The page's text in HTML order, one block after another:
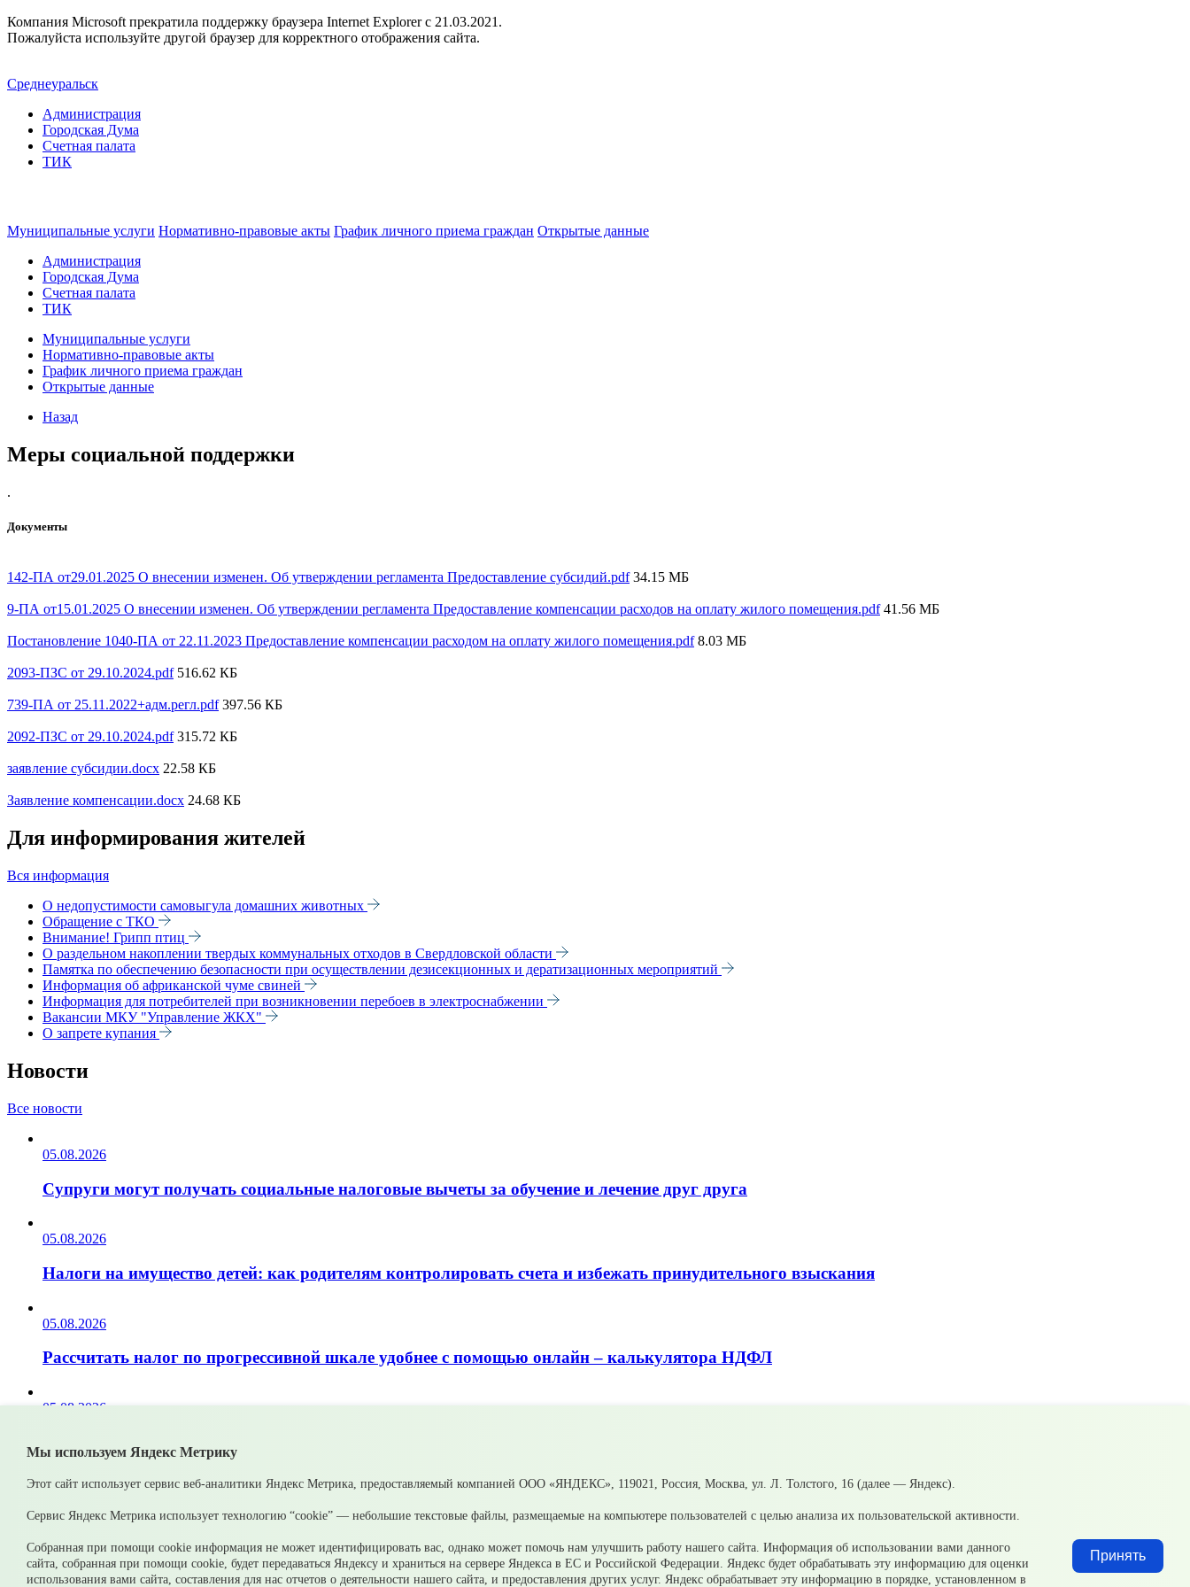
Компания Microsoft прекратила поддержку браузера Internet Explorer c 21.03.2021.
Пожалуйста используйте другой браузер для корректного отображения сайта.
Среднеуральск
Администрация
Городская Дума
Счетная палата
ТИК
Муниципальные услуги Нормативно-правовые акты График личного приема граждан Открытые данные
Администрация
Городская Дума
Счетная палата
ТИК
Муниципальные услуги
Нормативно-правовые акты
График личного приема граждан
Открытые данные
Назад
Меры социальной поддержки
.
Документы
142-ПА от29.01.2025 О внесении изменен. Об утверждении регламента Предоставление субсидий.pdf 34.15 МБ
9-ПА от15.01.2025 О внесении изменен. Об утверждении регламента Предоставление компенсации расходов на оплату жилого помещения.pdf 41.56 МБ
Постановление 1040-ПА от 22.11.2023 Предоставление компенсации расходом на оплату жилого помещения.pdf 8.03 МБ
2093-ПЗС от 29.10.2024.pdf 516.62 КБ
739-ПА от 25.11.2022+адм.регл.pdf 397.56 КБ
2092-ПЗС от 29.10.2024.pdf 315.72 КБ
заявление субсидии.docx 22.58 КБ
Заявление компенсации.docx 24.68 КБ
Для информирования жителей
Вся информация
О недопустимости самовыгула домашних животных
Обращение с ТКО
Внимание! Грипп птиц
О раздельном накоплении твердых коммунальных отходов в Свердловской области
Памятка по обеспечению безопасности при осуществлении дезисекционных и дератизационных мероприятий
Информация об африканской чуме свиней
Информация для потребителей при возникновении перебоев в электроснабжении
Вакансии МКУ "Управление ЖКХ"
О запрете купания
Новости
Все новости
05.08.2026
Супруги могут получать социальные налоговые вычеты за обучение и лечение друг друга
05.08.2026
Налоги на имущество детей: как родителям контролировать счета и избежать принудительного взыскания
05.08.2026
Рассчитать налог по прогрессивной шкале удобнее с помощью онлайн – калькулятора НДФЛ
05.08.2026
Мы используем Яндекс Метрику
Этот сайт использует сервис веб-аналитики Яндекс Метрика, предоставляемый компанией ООО «ЯНДЕКС», 119021, Россия, Москва, ул. Л. Толстого, 16 (далее — Яндекс).
Сервис Яндекс Метрика использует технологию “cookie” — небольшие текстовые файлы, размещаемые на компьютере пользователей с целью анализа их пользовательской активности.
Собранная при помощи cookie информация не может идентифицировать вас, однако может помочь нам улучшить работу нашего сайта. Информация об использовании вами данного
сайта, собранная при помощи cookie, будет передаваться Яндексу и храниться на сервере Яндекса в ЕС и Российской Федерации. Яндекс будет обрабатывать эту информацию для оценки
использования вами сайта, составления для нас отчетов о деятельности нашего сайта, и предоставления других услуг. Яндекс обрабатывает эту информацию в порядке, установленном в
Принять
© 2026 Официальный сайт Муниципального округа Среднеуральск Свердловской области
Карта сайта Архив
Ваше сообщение отправлено